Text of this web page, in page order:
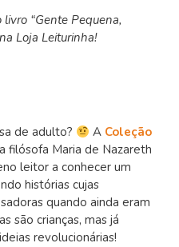
“Gente Pequena,
Loja Leiturinha!
de adulto? A Coleção
filósofa Maria de Nazareth
leitor a conhecer um
histórias cujas
quando ainda eram
são crianças, mas já
revolucionárias!